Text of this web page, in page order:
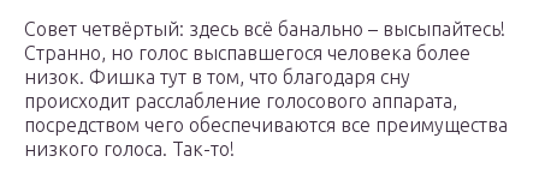
Совет четвёртый: здесь всё банально – высыпайтесь!
Странно, но голос выспавшегося человека более
низок. Фишка тут в том, что благодаря сну
происходит расслабление голосового аппарата,
посредством чего обеспечиваются все преимущества
низкого голоса. Так-то!